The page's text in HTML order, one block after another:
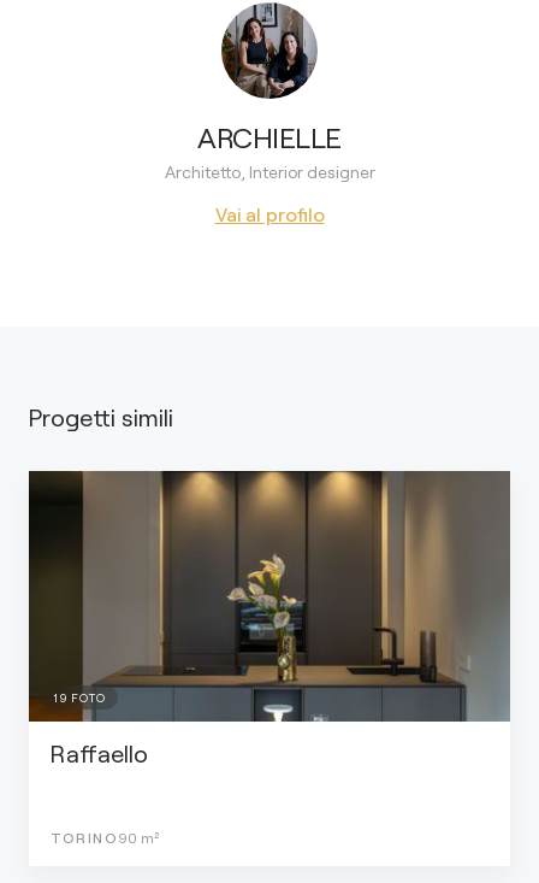
ARCHIELLE
Architetto, Interior designer
Vai al profilo
Progetti simili
19 FOTO
Raffaello
TORINO 90 m²